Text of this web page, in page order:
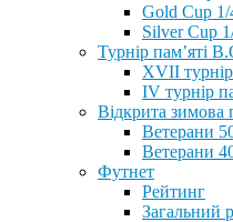
Gold Cup
Silver Cup
Турнір пам’яті
XVII
IV турнір
Відкрита зимова
Ветерани
Ветерани
Футнет
Рейтинг
Загальний